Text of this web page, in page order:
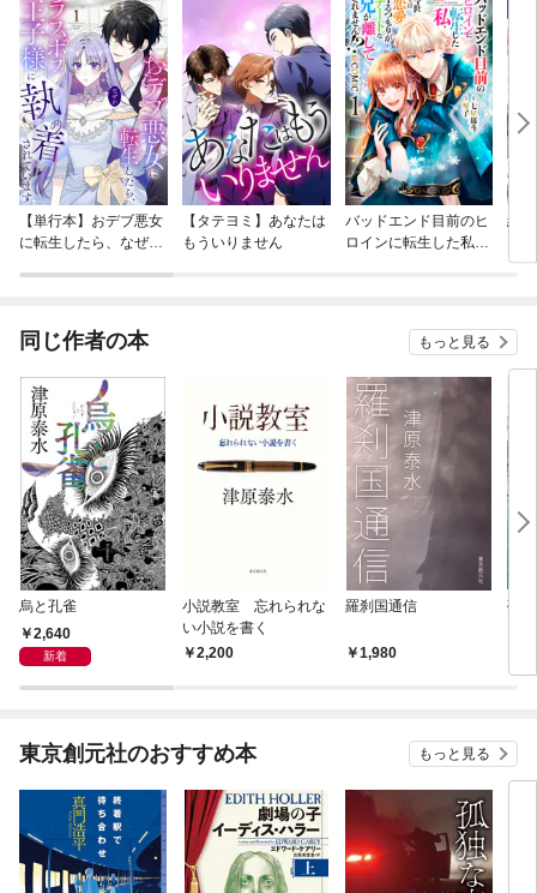
【単行本】おデブ悪女
に転生したら、なぜか
【タテヨミ】あなたは
もういりません
バッドエンド目前のヒ
ロインに転生した私、
結
同じ作者の本 もっと見る
烏と孔雀
2,640
新着
小説教室 忘れられな
い小説を書く
2,200
羅刹国通信
1,980
夢
東京創元社のおすすめ本 もっと見る